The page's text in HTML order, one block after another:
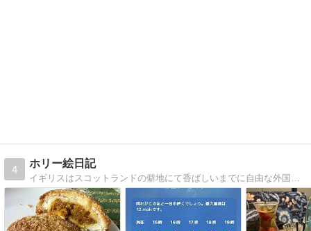
4
ホリー絵日記